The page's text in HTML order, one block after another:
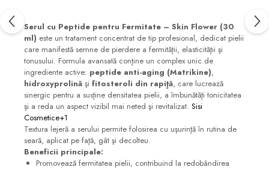
Serul cu Peptide pentru Fermitate – Skin Flower (30
ml) este un tratament concentrat de tip profesional, dedicat pielii
care manifestă semne de pierdere a fermităţii, elasticităţii şi
tonusului. Formula avansată conţine un complex unic de
ingrediente active: peptide anti-aging (Matrikine),
hidroxyprolină şi fitosteroli din rapiţă, care lucrează
sinergic pentru a susţine densitatea pielii, a îmbunătăţi tonicitatea
şi a reda un aspect vizibil mai neted şi revitalizat. Sisi
Cosmetice+1
Textura lejeră a serului permite folosirea cu uşurinţă în rutina de
seară, aplicat pe faţă, gât şi decolteu.
Beneficii principale:
Promovează fermitatea pielii, contribuind la redobândirea